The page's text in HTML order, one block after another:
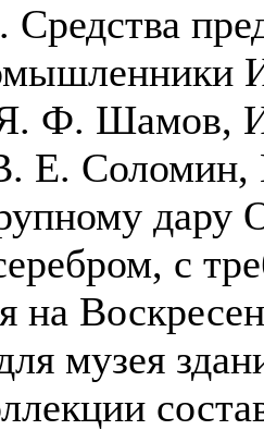
Средства
Ф. Шамов,
Е. Соломин,
с
на
музея